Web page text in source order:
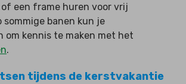
een frame huren voor vrij
sommige banen kun je
om kennis te maken met het
.
tijdens de kerstvakantie